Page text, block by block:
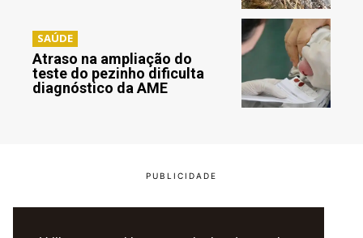
SAÚDE
Atraso na ampliação do
teste do pezinho dificulta
diagnóstico da AME